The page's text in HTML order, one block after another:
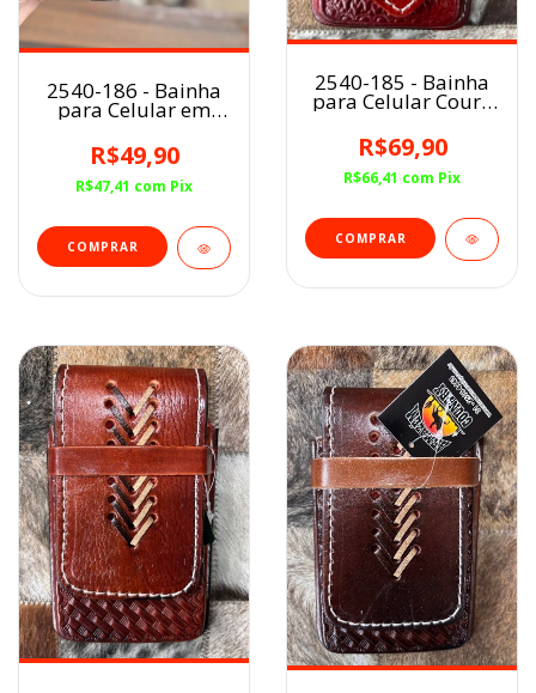
2540-186 - Bainha
para Celular em
R$49,90
R$47,41 com Pix
2540-185 - Bainha
para Celular Couro
R$69,90
R$66,41 com Pix